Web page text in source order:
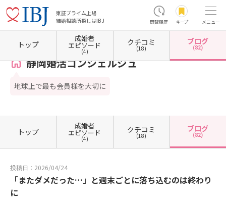
東証プライム上場
結婚相談所探しはIBJ
閲覧履歴 キープ メニュー
ホーム 静岡県の結婚相談所 静岡県静岡市 静岡県静岡市駿河区 静岡婚活コンシェル
静岡婚活コンシェルジュ
地球上で最も会員様を大切に
トップ
成婚者
エピソード
(4)
クチコミ
(18)
ブログ
(82)
トップ
成婚者
エピソード
(4)
クチコミ
(18)
ブログ
(82)
投稿日：2026/04/24
「またダメだった…」と週末ごとに落ち込むのは終わり
に